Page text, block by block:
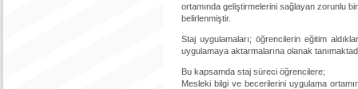
ortamında geliştirmelerini sağlayan zorunlu
belirlenmiştir.
Staj uygulamaları; öğrencilerin eğitim
uygulamaya aktarmalarına olanak
Bu kapsamda staj süreci öğrencilere;
Mesleki bilgi ve becerilerini uygulama